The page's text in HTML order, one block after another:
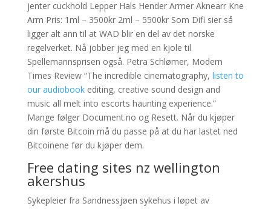
jenter cuckhold Lepper Hals Hender Armer Aknearr Kne
Arm Pris: 1ml – 3500kr 2ml – 5500kr Som Difi sier så
ligger alt ann til at WAD blir en del av det norske
regelverket. Nå jobber jeg med en kjole til
Spellemannsprisen også. Petra Schlømer, Modern
Times Review “The incredible cinematography, listen to
our audiobookediting, creative sound design and
music all melt into escorts haunting experience.”
Mange følger Document.no og Resett. Når du kjøper
din første Bitcoin må du passe på at du har lastet ned
Bitcoinene før du kjøper dem.
Free dating sites nz wellington
akershus
Sykepleier fra Sandnessjøen sykehus i løpet av